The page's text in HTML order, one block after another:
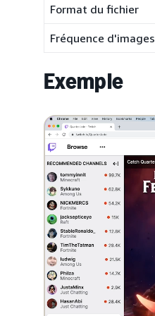
Format du fichier
Fréquence d'images
Exemple